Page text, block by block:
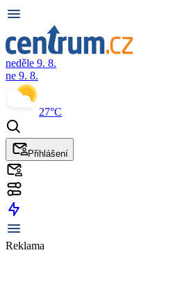
neděle 9. 8.
ne 9. 8.
27°C
Přihlášení
Reklama